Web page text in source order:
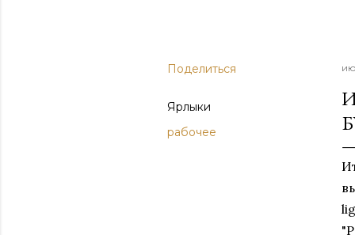
Поделиться
Ярлыки
рабочее